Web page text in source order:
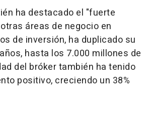
ha destacado el "fuerte
áreas de negocio en
de inversión, ha duplicado su
hasta los 7.000 millones de
del bróker también ha tenido
positivo, creciendo un 38%